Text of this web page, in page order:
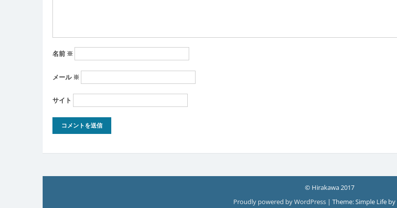
名前 ※
メール ※
サイト
© Hirakawa 2017
Proudly powered by WordPress | Theme: Simple Life by